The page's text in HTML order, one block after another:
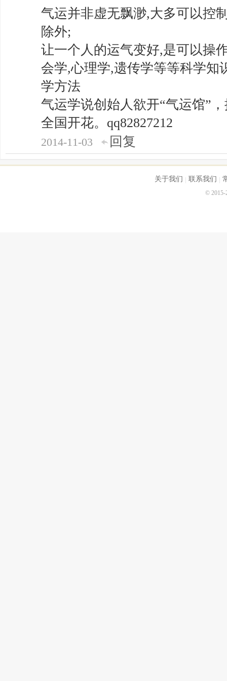
气运并非虚无飘渺,大多可以控
除外;
让一个人的运气变好,是可以操
会学,心理学,遗传学等等科学知
学方法
气运学说创始人欲开“气运馆”
全国开花。qq82827212
2014-11-03 回复
关于我们 联系我们
© 2015-